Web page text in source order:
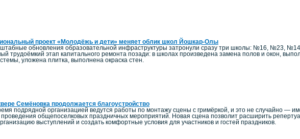
проект «Молодёжь и дети» меняет облик школ Йошкар-Олы
обновления образовательной инфраструктуры затронули сразу три школы: №16, №23,
трудоёмкий этап капитального ремонта позади: в школах произведена замена полов и окон,
уложена плитка, выполнена окраска стен.
Семёновка продолжается благоустройство
подрядной организацией ведутся работы по монтажу сцены с гримёркой, и это не случайно —
общепоселковых праздничных мероприятий. Новая сцена позволит расширить
выступлений и создать комфортные условия для участников и гостей праздников.